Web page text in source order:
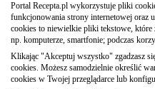
Portal Recepta.pl wykorzystuje pliki
funkcjonowania strony internetowej oraz
cookies to niewielkie pliki tekstowe, które
np. komputerze, smartfonie; podczas
Klikając "Akceptuj wszystko" zgadzasz
cookies. Możesz samodzielnie określić
cookies w Twojej przeglądarce lub